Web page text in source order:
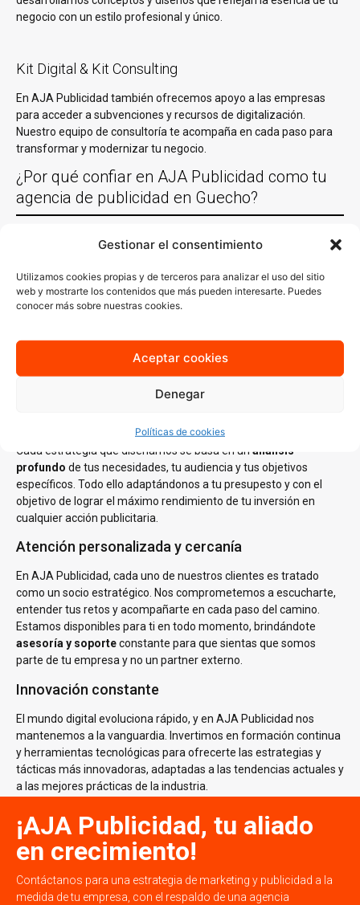
Gestionar el consentimiento
Utilizamos cookies propias y de terceros para analizar el uso del sitio
web y mostrarte los contenidos que más pueden interesarte. Puedes
conocer más sobre nuestras cookies.
Aceptar cookies
Denegar
Políticas de cookies
negocio con un estilo profesional y único.
Kit Digital & Kit Consulting
En AJA Publicidad también ofrecemos apoyo a las empresas
para acceder a subvenciones y recursos de digitalización.
Nuestro equipo de consultoría te acompaña en cada paso para
transformar y modernizar tu negocio.
¿Por qué confiar en AJA Publicidad como tu
agencia de publicidad en Guecho?
Experiencia comprobada
Con más de 30 años de experiencia trabajando con empresas de
Guecho y en casi todas las localidades España y un equipo de
especialistas en las diferentes acciones de marketing y
sabemos cómo aplicarlo en cada sector. Nuestro conocimiento
del mercado local es clave para generar estrategias que no solo
lleguen a tu audiencia ideal, sino que también resuenen con ella.
Estrategias personalizadas
En AJA Publicidad, no creemos en las soluciones de talla única.
Cada estrategia que diseñamos se basa en un análisis
profundo de tus necesidades, tu audiencia y tus objetivos
específicos. Todo ello adaptándonos a tu presupesto y con el
objetivo de lograr el máximo rendimiento de tu inversión en
cualquier acción publicitaria.
Atención personalizada y cercanía
En AJA Publicidad, cada uno de nuestros clientes es tratado
como un socio estratégico. Nos comprometemos a escucharte,
entender tus retos y acompañarte en cada paso del camino.
Estamos disponibles para ti en todo momento, brindándote
asesoría y soporteconstante para que sientas que somos
parte de tu empresa y no un partner externo.
Innovación constante
El mundo digital evoluciona rápido, y en AJA Publicidad nos
mantenemos a la vanguardia. Invertimos en formación continua
y herramientas tecnológicas para ofrecerte las estrategias y
tácticas más innovadoras, adaptadas a las tendencias actuales y
a las mejores prácticas de la industria.
¡AJA Publicidad, tu aliado
en crecimiento!
Contáctanos para una estrategia de marketing y publicidad a la
medida de tu empresa, con el respaldo de una agencia